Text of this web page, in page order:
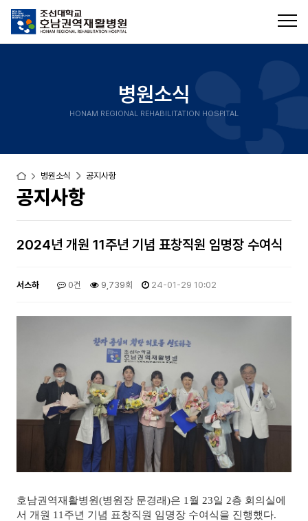
병원소식
HONAM REGIONAL REHABILITATION HOSPITAL
공지사항
병원소식 공지사항
2024년 개원 11주년 기념 표창직원 임명장 수여식
서스하 0건 9,739회 24-01-29 10:02
호남권역재활병원(병원장 문경래)은 1월 23일 2층 회의실에
서 개원 11주년 기념 표창직원 임명장 수여식을 진행했다.